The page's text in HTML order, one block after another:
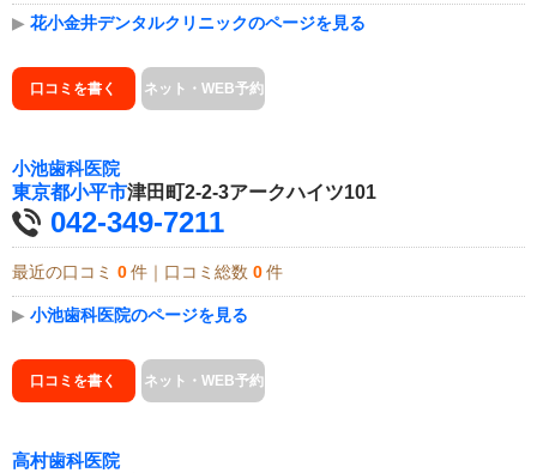
▶ 花小金井デンタルクリニックのページを見る
口コミを書く ネット・WEB予約
小池歯科医院
東京都小平市津田町2-2-3アークハイツ101
042-349-7211
最近の口コミ 0 件｜口コミ総数 0 件
▶ 小池歯科医院のページを見る
口コミを書く ネット・WEB予約
高村歯科医院